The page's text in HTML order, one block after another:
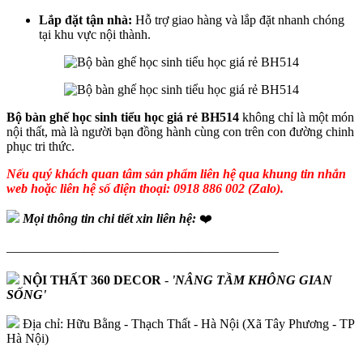
Lắp đặt tận nhà: Hỗ trợ giao hàng và lắp đặt nhanh chóng
tại khu vực nội thành.
Bộ bàn ghế học sinh tiểu học giá rẻ BH514 không chỉ là một món
nội thất, mà là người bạn đồng hành cùng con trên con đường chinh
phục tri thức.
Nếu quý khách quan tâm sản phẩm liên hệ qua khung tin nhắn
web hoặc liên hệ số điện thoại: 0918 886 002 (Zalo).
Mọi thông tin chi tiết xin liên hệ: ❤️
—————————————————————
NỘI THẤT 360 DECOR - 'NÂNG TẦM KHÔNG GIAN
SỐNG'
Địa chỉ: Hữu Bằng - Thạch Thất - Hà Nội (Xã Tây Phương - TP
Hà Nội)